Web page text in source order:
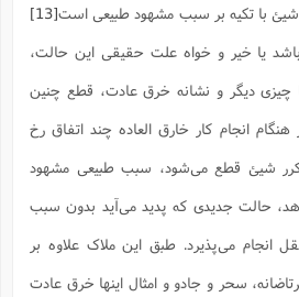
با تکیه بر سبب مشهود طبیعی است[13]
یا خیر و خواه علت حقیقی این حالت،
دیگر و نشانه خرق عادت، قطع چنین
انجام کار خارق العاده چند اتفاق رخ
شیئ قطع می‌شود، سبب طبیعی مشهود
حالت جدیدی که پدید می‌آید بدون سبب
می‌پذیرد. طبق این ملاک علاوه بر
سحر و جادو و امثال اینها خرق عادت